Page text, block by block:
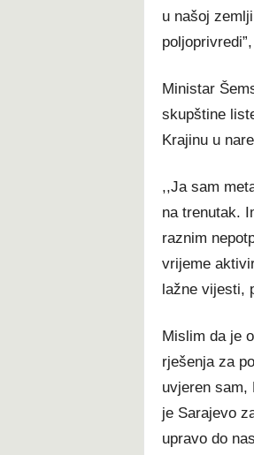
u našoj
Ministar
skupštine
Krajinu u
,,Ja sam
na trenutak.
raznim
vrijeme
lažne vijesti,
Mislim da je
rješenja za
uvjeren sam,
je Sarajevo
upravo do